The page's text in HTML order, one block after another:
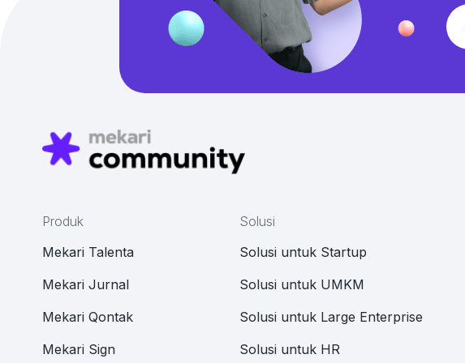
Produk
Mekari Talenta
Mekari Jurnal
Mekari Qontak
Mekari Sign
Solusi
Solusi untuk Startup
Solusi untuk UMKM
Solusi untuk Large Enterprise
Solusi untuk HR